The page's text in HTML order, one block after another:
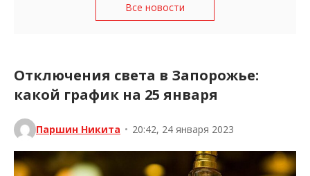
Все новости
Отключения света в Запорожье:
какой график на 25 января
Паршин Никита • 20:42, 24 января 2023